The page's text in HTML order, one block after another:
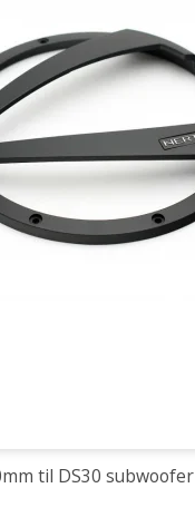
til DS30 subwoofer